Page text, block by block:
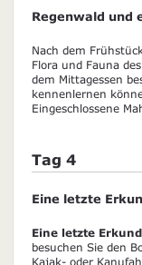
Regenwald und
Nach dem
Flora und Fauna
dem Mittagessen
kennenlernen
Eingeschlossene
Tag 4
Eine letzte
Eine letzte
besuchen Sie den
Kajak- oder